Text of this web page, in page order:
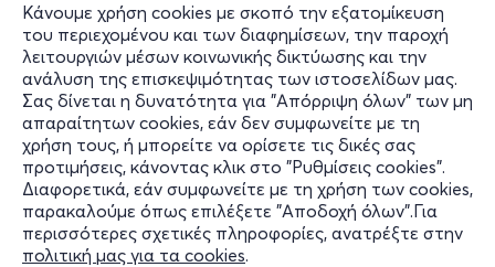
Κάνουμε χρήση cookies με σκοπό την εξατομίκευση
του περιεχομένου και των διαφημίσεων, την παροχή
λειτουργιών μέσων κοινωνικής δικτύωσης και την
ανάλυση της επισκεψιμότητας των ιστοσελίδων μας.
Σας δίνεται η δυνατότητα για "Απόρριψη όλων" των μη
απαραίτητων cookies, εάν δεν συμφωνείτε με τη
χρήση τους, ή μπορείτε να ορίσετε τις δικές σας
προτιμήσεις, κάνοντας κλικ στο "Ρυθμίσεις cookies".
Διαφορετικά, εάν συμφωνείτε με τη χρήση των cookies,
παρακαλούμε όπως επιλέξετε "Αποδοχή όλων".Για
περισσότερες σχετικές πληροφορίες, ανατρέξτε στην
πολιτική μας για τα cookies.
Πληροφορίες
Υποστήριξη
Stay Connected